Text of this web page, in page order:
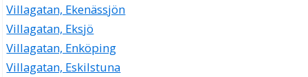
Villagatan, Ekenässjön
Villagatan, Eksjö
Villagatan, Enköping
Villagatan, Eskilstuna